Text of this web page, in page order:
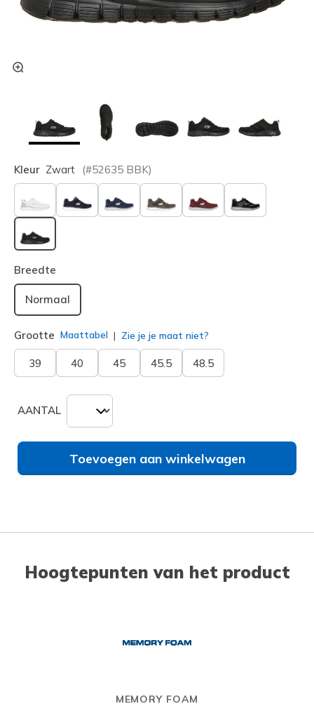
Kleur Zwart (#52635 BBK)
geselecteerd
Breedte
Normaal
Grootte Maattabel Zie je je maat niet?
39 40 45 45.5 48.5
AANTAL
Toevoegen aan winkelwagen
Hoogtepunten van het product
MEMORY FOAM